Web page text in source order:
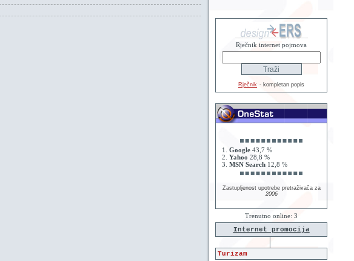
Rječnik internet pojmova
Rječnik - kompletan popis
1. Google 43,7 %
2. Yahoo 28,8 %
3. MSN Search 12,8 %
Zastupljenost upotrebe pretraživača za
2006
Trenutno online: 3
Internet promocija
Turizam